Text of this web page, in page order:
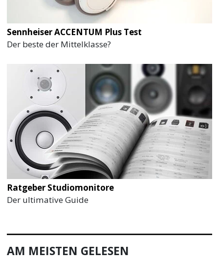
Sennheiser ACCENTUM Plus Test
Der beste der Mittelklasse?
Ratgeber Studiomonitore
Der ultimative Guide
AM MEISTEN GELESEN